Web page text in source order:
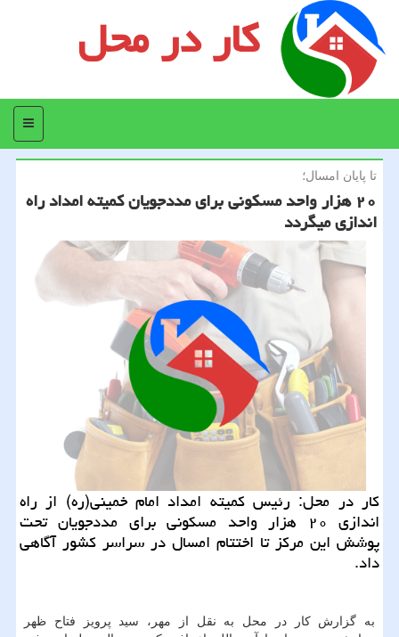
کار در محل
منو
تا پایان امسال؛
۲۰ هزار واحد مسكونی برای مددجویان كمیته امداد راه
اندازی میگردد
كار در محل: رئیس كمیته امداد امام خمینی(ره) از راه
اندازی ۲۰ هزار واحد مسكونی برای مددجویان تحت
پوشش این مركز تا اختتام امسال در سراسر كشور آگاهی
داد.
به گزارش كار در محل به نقل از مهر، سید پرویز فتاح ظهر